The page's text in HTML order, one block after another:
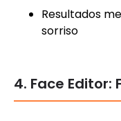
Resultados
sorriso
4. Face Editor: